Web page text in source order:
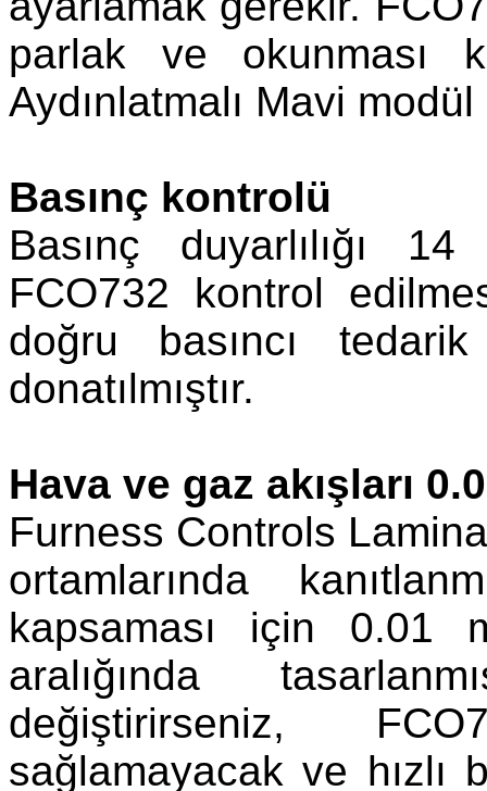
parlak ve okunması
Aydınlatmalı Mavi modül
Basınç kontrolü
Basınç duyarlılığı
FCO732 kontrol
doğru basıncı
donatılmıştır.
Hava ve gaz akışları
Furness Controls
ortamlarında
kapsaması için 0.01
aralığında
değiştirirseniz,
sağlamayacak ve